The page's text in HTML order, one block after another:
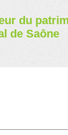
du
de Saône